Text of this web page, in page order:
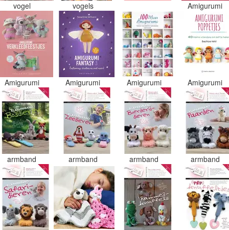
vogel vogels Amigurumi
Amigurumi Amigurumi Amigurumi Amigurumi
armband armband armband armband